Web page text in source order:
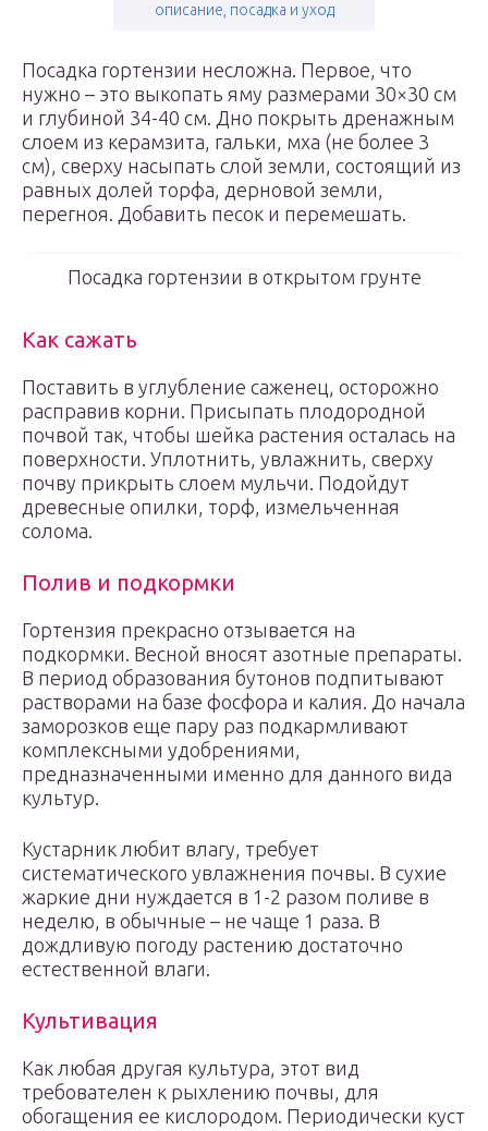
описание, посадка и уход
Посадка гортензии несложна. Первое, что
нужно – это выкопать яму размерами 30×30 см
и глубиной 34-40 см. Дно покрыть дренажным
слоем из керамзита, гальки, мха (не более 3
см), сверху насыпать слой земли, состоящий из
равных долей торфа, дерновой земли,
перегноя. Добавить песок и перемешать.
Посадка гортензии в открытом грунте
Как сажать
Поставить в углубление саженец, осторожно
расправив корни. Присыпать плодородной
почвой так, чтобы шейка растения осталась на
поверхности. Уплотнить, увлажнить, сверху
почву прикрыть слоем мульчи. Подойдут
древесные опилки, торф, измельченная
солома.
Полив и подкормки
Гортензия прекрасно отзывается на
подкормки. Весной вносят азотные препараты.
В период образования бутонов подпитывают
растворами на базе фосфора и калия. До начала
заморозков еще пару раз подкармливают
комплексными удобрениями,
предназначенными именно для данного вида
культур.
Кустарник любит влагу, требует
систематического увлажнения почвы. В сухие
жаркие дни нуждается в 1-2 разом поливе в
неделю, в обычные – не чаще 1 раза. В
дождливую погоду растению достаточно
естественной влаги.
Культивация
Как любая другая культура, этот вид
требователен к рыхлению почвы, для
обогащения ее кислородом. Периодически куст